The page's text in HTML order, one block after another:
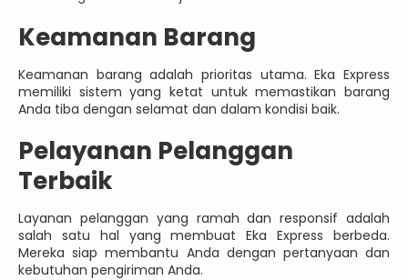
Keamanan Barang
Keamanan barang adalah prioritas utama. Eka Express
memiliki sistem yang ketat untuk memastikan barang
Anda tiba dengan selamat dan dalam kondisi baik.
Pelayanan Pelanggan
Terbaik
Layanan pelanggan yang ramah dan responsif adalah
salah satu hal yang membuat Eka Express berbeda.
Mereka siap membantu Anda dengan pertanyaan dan
kebutuhan pengiriman Anda.